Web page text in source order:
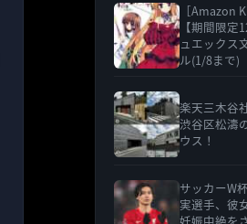
［Amazon
【期間限定
ュエックス
ル(1/8まで)
楽天三木谷
渋谷区松濤
ウス！
サッカーW
実選手、彼